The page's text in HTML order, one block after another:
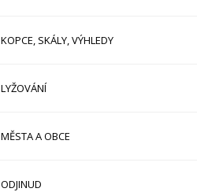
KOPCE, SKÁLY, VÝHLEDY
LYŽOVÁNÍ
MĚSTA A OBCE
ODJINUD